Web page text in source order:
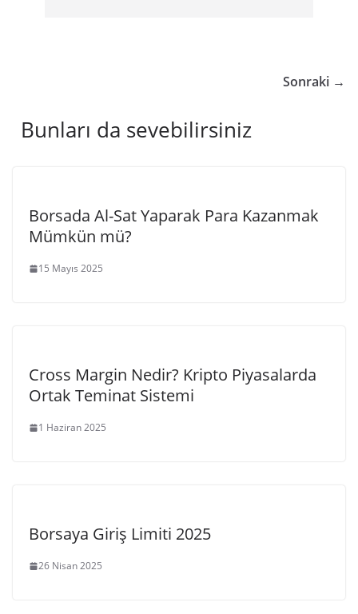
Sonraki →
Bunları da sevebilirsiniz
Borsada Al-Sat Yaparak Para Kazanmak
Mümkün mü?
15 Mayıs 2025
Cross Margin Nedir? Kripto Piyasalarda
Ortak Teminat Sistemi
1 Haziran 2025
Borsaya Giriş Limiti 2025
26 Nisan 2025